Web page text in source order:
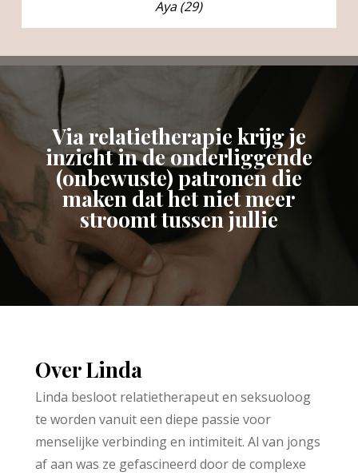
Aya (29)
Via relatietherapie krijg je
inzicht in de onderliggende
(onbewuste) patronen die
maken dat het niet meer
stroomt tussen jullie
Over Linda
Linda besloot relatietherapeut en seksuoloog
te worden vanuit een diepe passie voor
menselijke verbinding en intimiteit. Al van jongs
af aan was ze gefascineerd door de complexe